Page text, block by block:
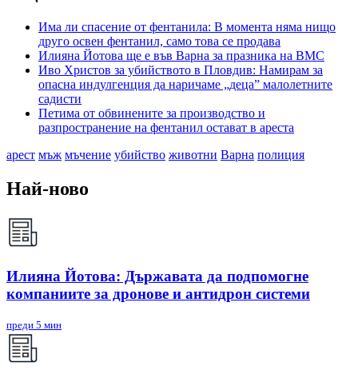
Има ли спасение от фентанила: В момента няма нищо
друго освен фентанил, само това се продава
Илияна Йотова ще е във Варна за празника на ВМС
Иво Христов за убийството в Пловдив: Намирам за
опасна индулгенция да наричаме „деца” малолетните
садисти
Петима от обвинените за производство и
разпространение на фентанил остават в ареста
арест мъж мъчение убийство животни Варна полиция
Най-ново
Илияна Йотова: Държавата да подпомогне
компаниите за дронове и антидрон системи
преди 5 мин